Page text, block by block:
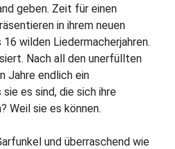
geben. Zeit für einen
in ihrem neuen
wilden Liedermacherjahren.
Nach all den unerfüllten
Jahre endlich ein
es sind, die sich ihre
Weil sie es können.
und überraschend wie